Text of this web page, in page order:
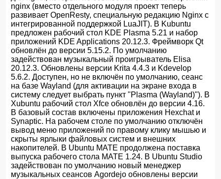
nginx (вместо отдельного модуля проект теперь
развивает OpenResty, специальную редакцию Nginx с
интегрированной поддержкой LuaJIT). В Kubuntu
предложен рабочий стол KDE Plasma 5.21 и набор
приложений KDE Applications 20.12.3. Фреймворк Qt
обновлён до версии 5.15.2. По умолчанию
задействован музыкальный проигрыватель Elisa
20.12.3. Обновлены версии Krita 4.4.3 и Kdevelop
5.6.2. Доступен, но не включён по умолчанию, сеанс
на базе Wayland (для активации на экране входа в
систему следует выбрать пункт "Plasma (Wayland)"). В
Xubuntu рабочий стол Xfce обновлён до версии 4.16.
В базовый состав включены приложения Hexchat и
Synaptic. На рабочем столе по умолчанию отключён
вывод меню приложений по правому клику мышью и
скрыты ярлыки файловых систем и внешних
накопителей. В Ubuntu MATE продолжена поставка
выпуска рабочего стола MATE 1.24. В Ubuntu Studio
задействован по умолчанию новый менеджер
музыкальных сеансов Agordejo обновлены версии